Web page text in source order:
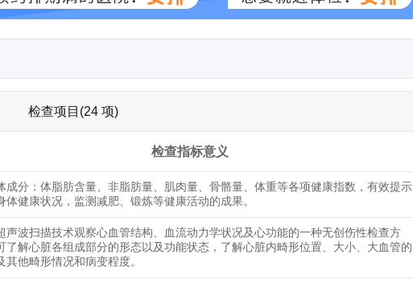
检查项目(24 项)
检查指标意义
成分：体脂肪含量、非脂肪量、肌肉量、骨骼量、体重等各项健康指数，有效提示
体健康状况，监测减肥、锻炼等健康活动的成果。
声波扫描技术观察心血管结构、血流动力学状况及心功能的一种无创伤性检查方
了解心脏各组成部分的形态以及功能状态，了解心脏内畸形位置、大小、大血管的
其他畸形情况和病变程度。